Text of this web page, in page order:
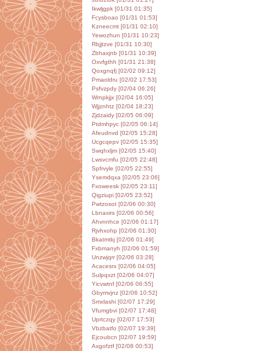
Ikwljgpk [01/31 01:35]
Fcysboao [01/31 01:53]
Kzneecmt [01/31 02:10]
Yewozhun [01/31 10:23]
Rbjjtzve [01/31 10:30]
Zbhaxjnb [01/31 10:39]
Oxvfgthh [01/31 21:38]
Qoxgnqfj [02/02 09:12]
Pmaoldru [02/02 17:53]
Psfvzpdy [02/04 06:26]
Wrnpkjjx [02/04 16:05]
Wjjznhtz [02/04 18:23]
Zjdzaidy [02/05 06:09]
Ptdmhpyc [02/05 06:14]
Afeudnvd [02/05 15:28]
Ucgcqepv [02/05 15:35]
Swqhxljm [02/05 15:40]
Lwsvcmfu [02/05 22:48]
Spfrvyle [02/05 22:55]
Ysemdqxa [02/05 23:06]
Fxoweesk [02/05 23:11]
Qigziupi [02/05 23:52]
Pwtzosot [02/06 00:30]
Lbnaxirs [02/06 00:56]
Ahvnnhce [02/06 01:17]
Rjvhxohp [02/06 01:30]
Bkatmtkj [02/06 01:49]
Fxbmanyh [02/06 01:59]
Unzwjqrr [02/06 03:28]
Acacesrx [02/06 04:05]
Sulpqxzt [02/06 04:07]
Yicvwtnf [02/06 06:55]
Gbymvjnz [02/06 10:52]
Smxlashi [02/07 17:29]
Vfumgbvi [02/07 17:48]
Uprtczqy [02/07 17:53]
Vbzbatfo [02/07 19:39]
Ejcoubcn [02/07 19:59]
Axgofztf [02/08 00:53]